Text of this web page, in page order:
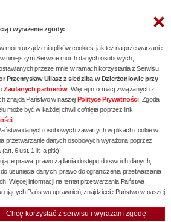
kancelarii notarialnych -
w internecie
Marketing internetowy i
oraz Trenerów Personalnych
dla dietetyka - zwiększ
skuteczne SEO
restauracji / gastronomii -
Twojego lokalu w internecie
i wyrażenie zgody:
moim urządzeniu plików cookies, jak też na przetwarzanie
niniejszym Serwisie moich danych osobowych,
przeze mnie w ramach korzystania z Serwisu
Przemysław Uliasz z siedzibą w Dzierżoniowie przy
Zaufanych partnerów. Więcej informacji związanych z
znajdą Państwo w naszej Polityce Prywatności. Zgoda
może być w każdej chwili cofnięta poprzez link
.
danych osobowych zawartych w plikach cookie w
przetwarzanie danych osobowych wyrażona poprzez
6 ust. 1 lit. a pltk).
prawa: prawo żądania dostępu do swoich danych,
usunięcia danych, prawo do ograniczenia przetwarzania
Więcej informacji na temat przetwarzania Państwa
Państwu uprawnień, znajdziecie Państwo w naszej
Chcę korzystać z serwisu i wyrażam zgodę